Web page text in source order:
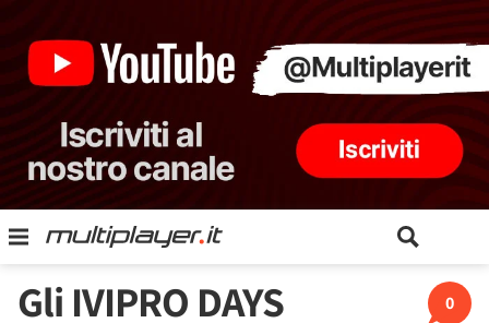
0
Gli IVIPRO DAYS